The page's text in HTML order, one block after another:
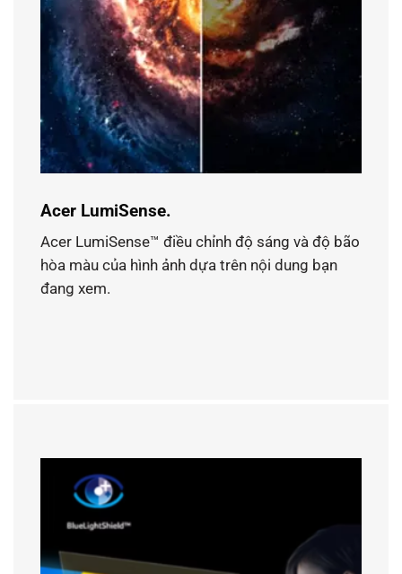
Acer LumiSense.
Acer LumiSense™ điều chỉnh độ sáng và độ bão
hòa màu của hình ảnh dựa trên nội dung bạn
đang xem.